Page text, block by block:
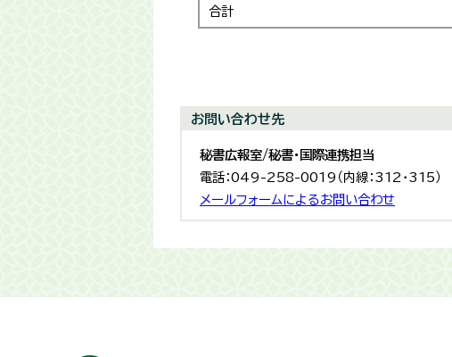
合計
お問い合わせ先
秘書広報室/秘書・国際連携担当
電話：049-258-0019（内線：312・
メールフォームによるお問い合わせ